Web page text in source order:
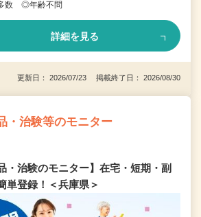
数 ◎年齢不問
詳細を見る
更新日： 2026/07/23 掲載終了日： 2026/08/30
・治験等のモニター
・治験のモニター】在宅・短期・副
登録！＜兵庫県＞